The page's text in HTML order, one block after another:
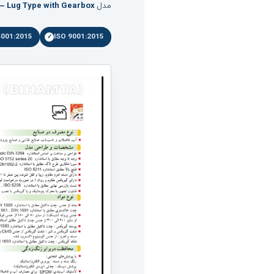
مدل Lug Type with Gearbox
ISO 9001:2015